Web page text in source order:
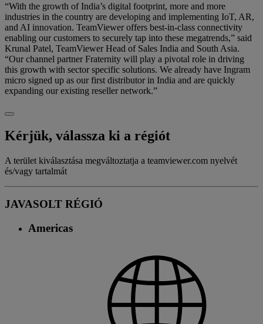
“With the growth of India’s digital footprint, more and more
industries in the country are developing and implementing IoT, AR,
and AI innovation. TeamViewer offers best-in-class connectivity
enabling our customers to securely tap into these megatrends,” said
Krunal Patel, TeamViewer Head of Sales India and South Asia.
“Our channel partner Fraternity will play a pivotal role in driving
this growth with sector specific solutions. We already have Ingram
micro signed up as our first distributor in India and are quickly
expanding our existing reseller network.”
Kérjük, válassza ki a régiót
A terület kiválasztása megváltoztatja a teamviewer.com nyelvét
és/vagy tartalmát
JAVASOLT RÉGIÓ
Americas